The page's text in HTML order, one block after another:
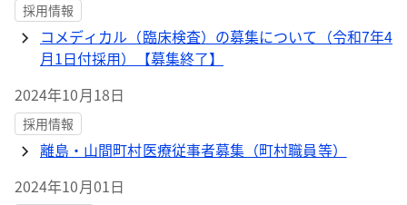
採用情報
コメディカル（臨床検査）の募集について（令和7年4
月1日付採用）【募集終了】
2024年10月18日
採用情報
離島・山間町村医療従事者募集（町村職員等）
2024年10月01日